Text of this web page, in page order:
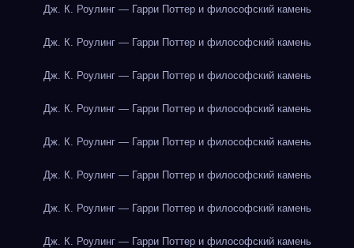
Дж. К. Роулинг — Гарри Поттер и философский камень
Дж. К. Роулинг — Гарри Поттер и философский камень
Дж. К. Роулинг — Гарри Поттер и философский камень
Дж. К. Роулинг — Гарри Поттер и философский камень
Дж. К. Роулинг — Гарри Поттер и философский камень
Дж. К. Роулинг — Гарри Поттер и философский камень
Дж. К. Роулинг — Гарри Поттер и философский камень
Дж. К. Роулинг — Гарри Поттер и философский камень